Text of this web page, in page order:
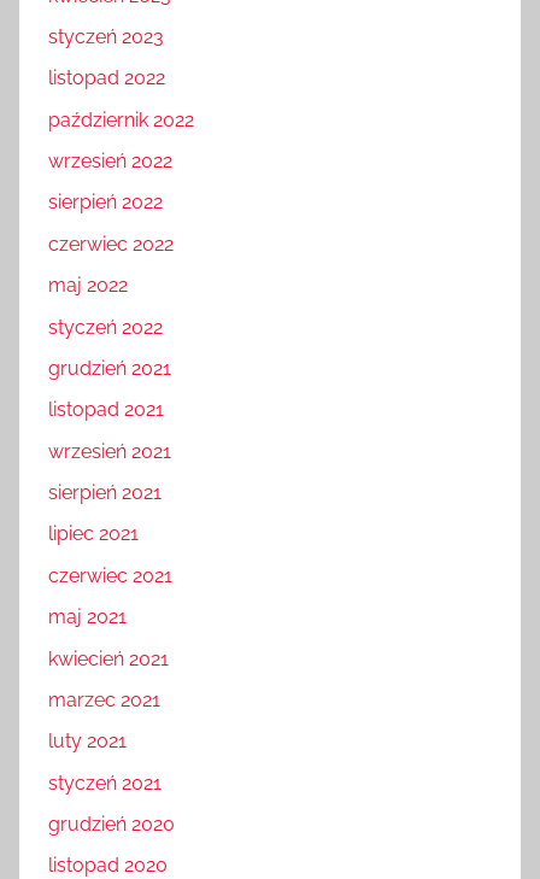
styczeń 2023
listopad 2022
październik 2022
wrzesień 2022
sierpień 2022
czerwiec 2022
maj 2022
styczeń 2022
grudzień 2021
listopad 2021
wrzesień 2021
sierpień 2021
lipiec 2021
czerwiec 2021
maj 2021
kwiecień 2021
marzec 2021
luty 2021
styczeń 2021
grudzień 2020
listopad 2020